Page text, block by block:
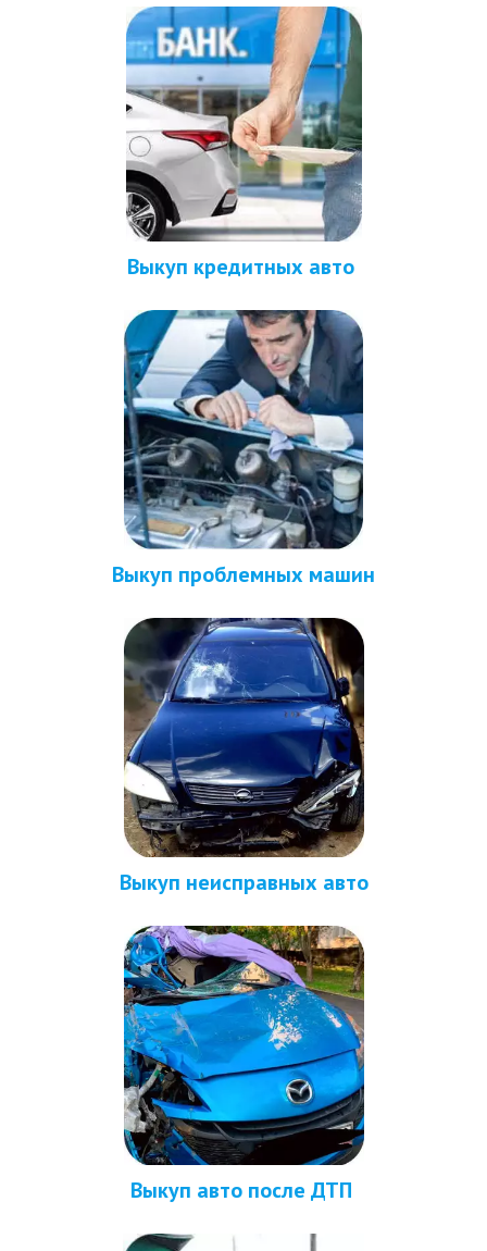
Выкуп кредитных авто
Выкуп проблемных машин
Выкуп неисправных авто
Выкуп авто после ДТП